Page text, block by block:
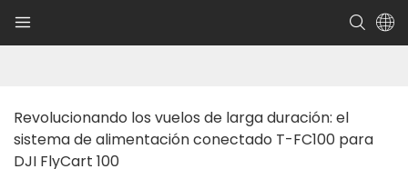
Revolucionando los vuelos de larga duración: el
sistema de alimentación conectado T-FC100 para
DJI FlyCart 100